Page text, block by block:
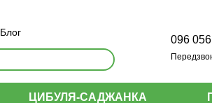
Блог
096
ЦИБУЛЯ-САДЖАНКА